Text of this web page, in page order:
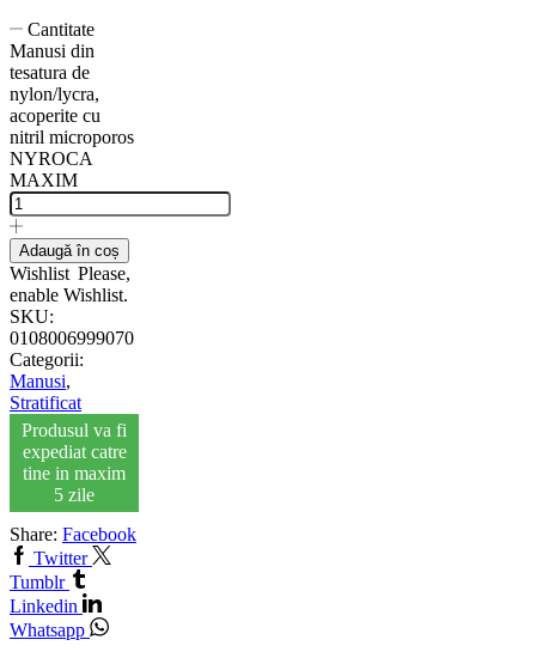
Cantitate
Manusi din
tesatura de
nylon/lycra,
acoperite cu
nitril microporos
NYROCA
MAXIM
Adaugă în coș
Wishlist Please,
enable Wishlist.
SKU:
0108006999070
Categorii:
Manusi,
Stratificat
Produsul va fi
expediat catre
tine in maxim
5 zile
Share: Facebook
Twitter
Tumblr
Linkedin
Whatsapp